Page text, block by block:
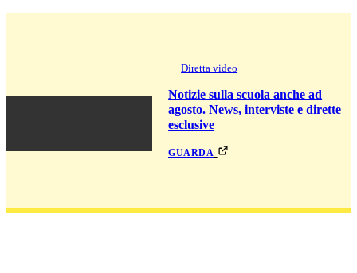
Diretta video
Notizie sulla scuola anche ad
agosto. News, interviste e dirette
esclusive
guarda